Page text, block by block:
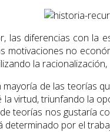
las diferencias con la
motivaciones no
la
mayoría de las teorías
la virtud, triunfando la
teorías nos gustaría
determinado por el